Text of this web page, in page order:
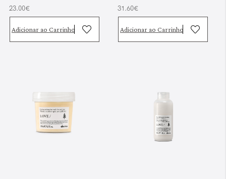
23.00€
Adicionar ao Carrinho
31.60€
Adicionar ao Carrinho